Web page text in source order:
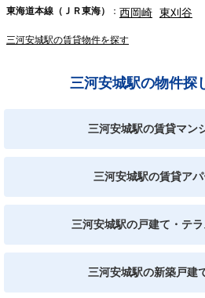
東海道本線（ＪＲ東海） 西岡崎 東刈谷
三河安城駅の賃貸物件を探す
三河安城駅の物件探
三河安城駅の賃貸マン
三河安城駅の賃貸ア
三河安城駅の戸建て・テ
三河安城駅の新築戸建